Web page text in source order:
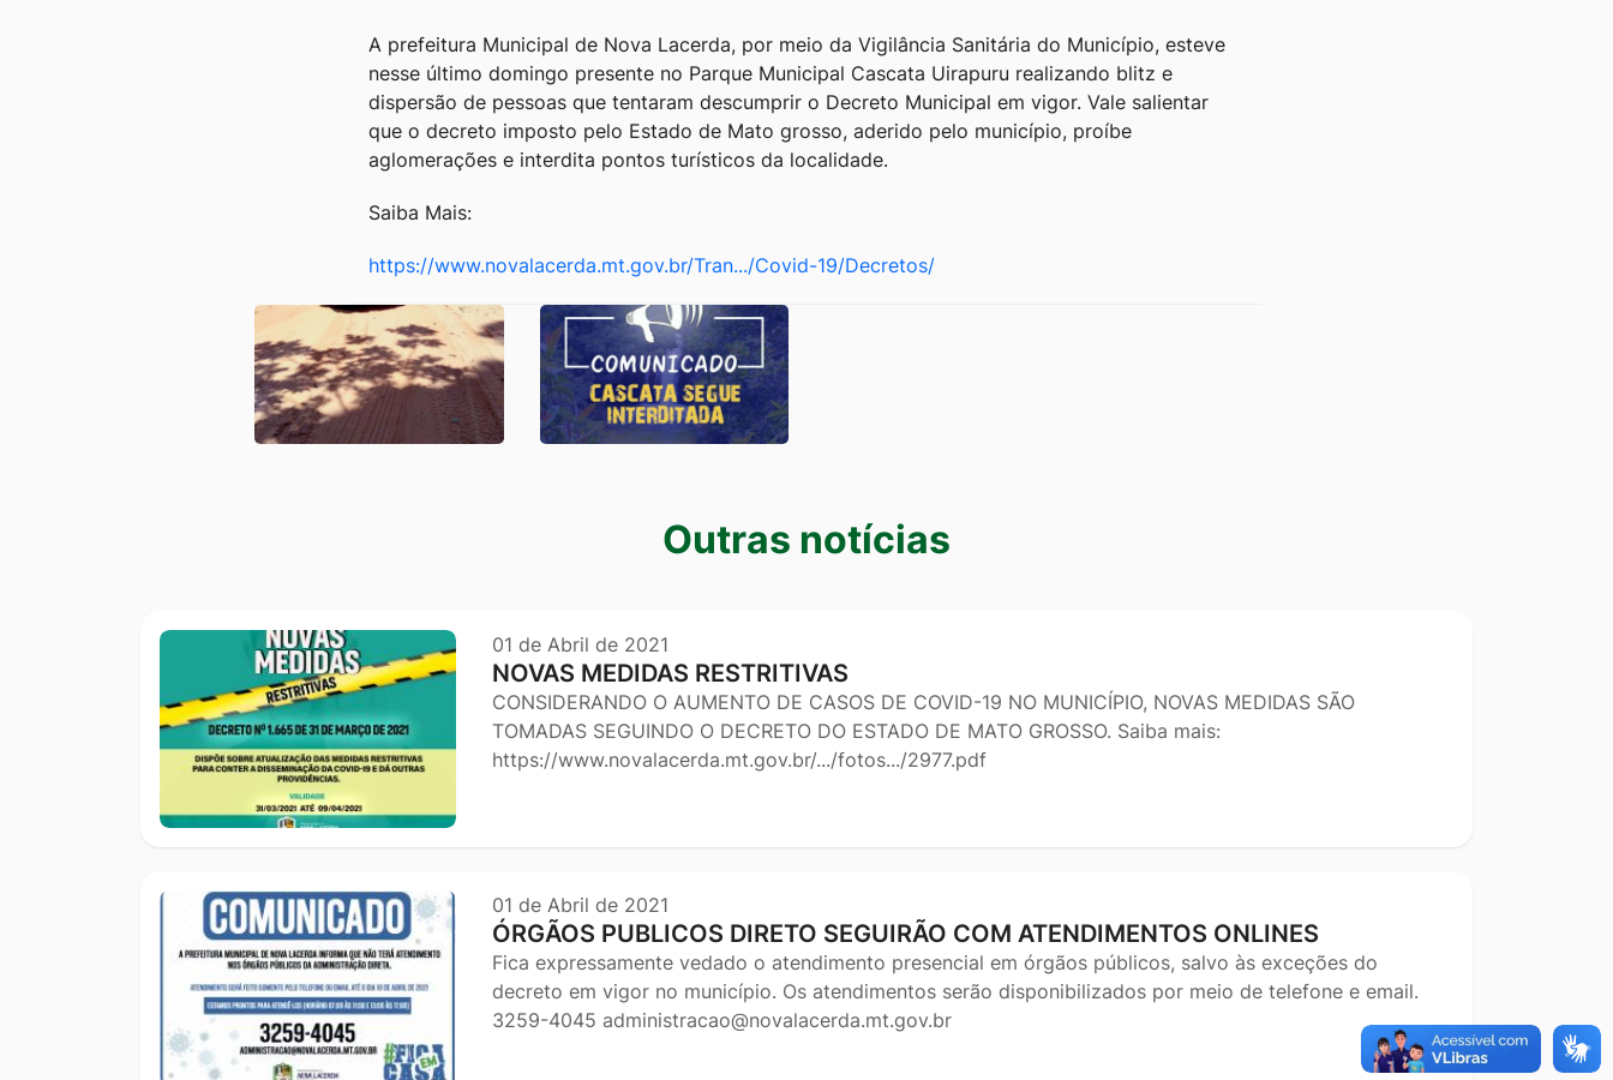
A prefeitura Municipal de Nova Lacerda, por meio da Vigilância Sanitária do Município, esteve
nesse último domingo presente no Parque Municipal Cascata Uirapuru realizando blitz e
dispersão de pessoas que tentaram descumprir o Decreto Municipal em vigor. Vale salientar
que o decreto imposto pelo Estado de Mato grosso, aderido pelo município, proíbe
aglomerações e interdita pontos turísticos da localidade.
Saiba Mais:
https://www.novalacerda.mt.gov.br/Tran.../Covid-19/Decretos/
Outras notícias
01 de Abril de 2021
NOVAS MEDIDAS RESTRITIVAS
CONSIDERANDO O AUMENTO DE CASOS DE COVID-19 NO MUNICÍPIO, NOVAS MEDIDAS SÃO
TOMADAS SEGUINDO O DECRETO DO ESTADO DE MATO GROSSO. Saiba mais:
https://www.novalacerda.mt.gov.br/.../fotos.../2977.pdf
01 de Abril de 2021
ÓRGÃOS PUBLICOS DIRETO SEGUIRÃO COM ATENDIMENTOS ONLINES
Fica expressamente vedado o atendimento presencial em órgãos públicos, salvo às exceções do
decreto em vigor no município. Os atendimentos serão disponibilizados por meio de telefone e email.
3259-4045 administracao@novalacerda.mt.gov.br